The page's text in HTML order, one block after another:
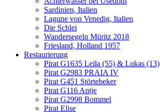
Sardinien, Italien
Lagune von Venedig, Italien
Die Schlei
Wandersegeln Müritz 2018
Friesland, Holland 1957
Restaurierung
Pirat G1635 Leila (55) & Lukas (13)
Pirat G2983 PRAIA IV
Pirat G451 Störtebeker
Pirat G116 Antje
Pirat G2998 Bommel
Pirat Elise